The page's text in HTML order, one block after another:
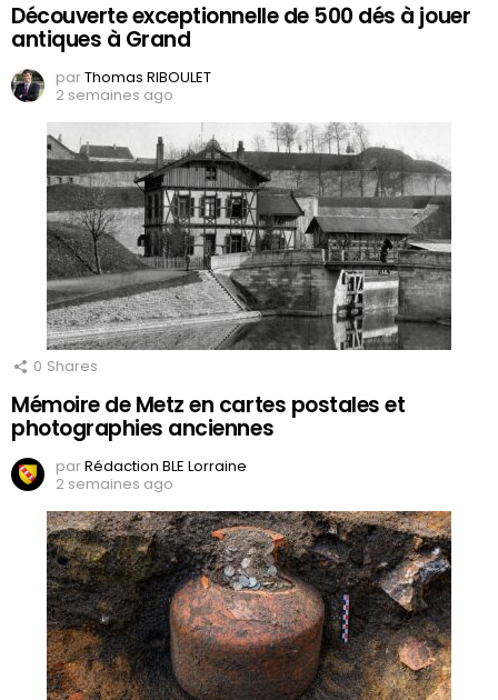
Découverte exceptionnelle de 500 dés à jouer
antiques à Grand
parThomas RIBOULET
2 semaines ago
0 Shares
Mémoire de Metz en cartes postales et
photographies anciennes
parRédaction BLE Lorraine
2 semaines ago